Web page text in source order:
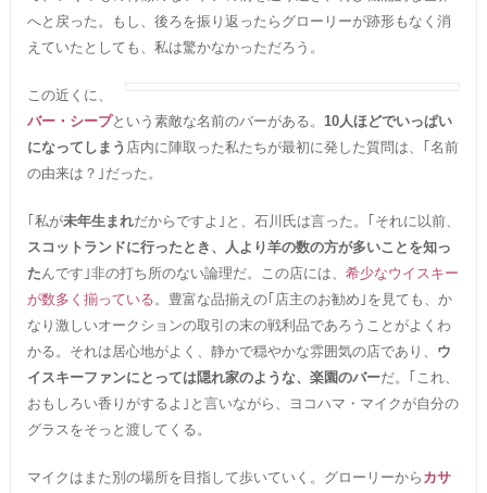
へと戻った。もし、後ろを振り返ったらグローリーが跡形もなく消
えていたとしても、私は驚かなかっただろう。
この近くに、
バー・シープという素敵な名前のバーがある。 10人ほどでいっぱい
になってしまう 店内に陣取った私たちが最初に発した質問は、｢名前
の由来は？｣だった。
｢私が未年生まれだからですよ｣と、石川氏は言った。｢それに以前、
スコットランドに行ったとき、人より羊の数の方が多いことを知っ
た んです｣非の打ち所のない論理だ。この店には、 希少なウイスキー
が数多く揃っている 。豊富な品揃えの｢店主のお勧め｣を見ても、か
なり激しいオークションの取引の末の戦利品であろうことがよくわ
かる。それは居心地がよく、静かで穏やかな雰囲気の店であり、 ウ
イスキーファンにとっては隠れ家のような、楽園のバーだ。｢これ、
おもしろい香りがするよ｣と言いながら、ヨコハマ・マイクが自分の
グラスをそっと渡してくる。
マイクはまた別の場所を目指して歩いていく。グローリーから カサ